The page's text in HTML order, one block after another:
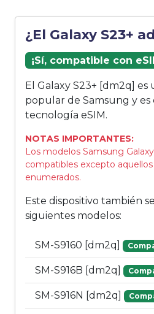
¿El Galaxy S23+
¡Sí, compatible con
El Galaxy S23+ [dm2q]
popular de Samsung y
tecnología eSIM.
NOTAS IMPORTANTES:
Los modelos Samsung
compatibles excepto
enumerados.
Este dispositivo también
siguientes modelos:
SM-S9160 [dm2q]
SM-S916B [dm2q]
SM-S916N [dm2q]